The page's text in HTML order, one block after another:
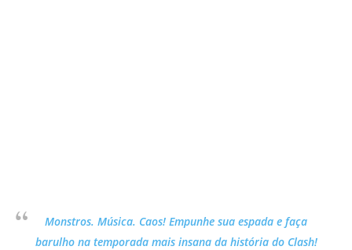
Monstros. Música. Caos! Empunhe sua espada e faça
barulho na temporada mais insana da história do Clash!